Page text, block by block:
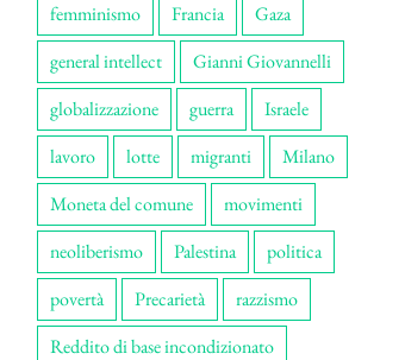
femminismo
Francia
Gaza
general intellect
Gianni Giovannelli
globalizzazione
guerra
Israele
lavoro
lotte migranti
Milano
Moneta del comune
movimenti
neoliberismo
Palestina
politica
povertà
Precarietà
razzismo
Reddito di base incondizionato